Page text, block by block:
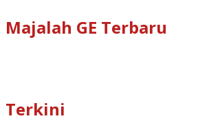
Majalah GE Terbaru
Terkini